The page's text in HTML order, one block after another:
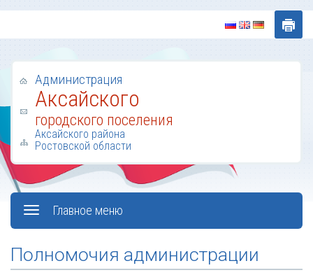
Администрация
Аксайского
городского поселения
Аксайского района
Ростовской области
Главное меню
Полномочия администрации